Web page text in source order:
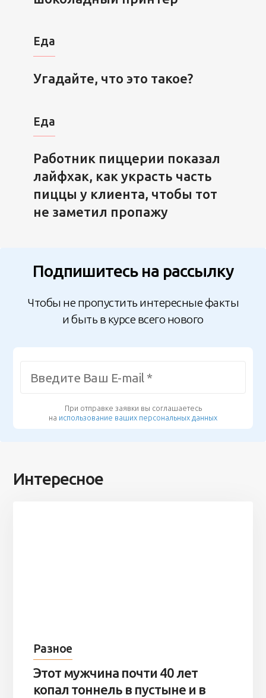
Еда
Угадайте, что это такое?
Еда
Работник пиццерии показал
лайфхак, как украсть часть
пиццы у клиента, чтобы тот
не заметил пропажу
Подпишитесь на рассылку
Чтобы не пропустить интересные факты
и быть в курсе всего нового
При отправке заявки вы соглашаетесь
на использование ваших персональных данных
Интересное
Разное
Этот мужчина почти 40 лет
копал тоннель в пустыне и в